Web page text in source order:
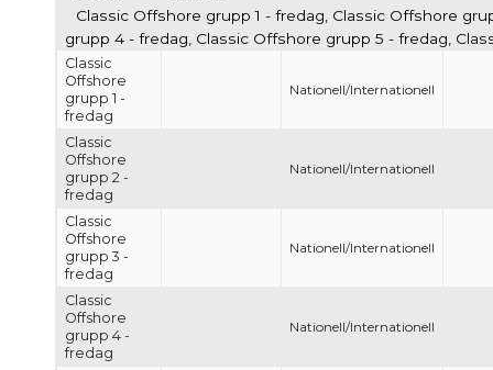
Classic Offshore grupp 1 - fredag, Classic Offshore
grupp 4 - fredag, Classic Offshore grupp 5 - fredag,
Classic
Offshore
grupp 1 -
fredag
Nationell/Internationell
Classic
Offshore
grupp 2 -
fredag
Nationell/Internationell
Classic
Offshore
grupp 3 -
fredag
Nationell/Internationell
Classic
Offshore
grupp 4 -
fredag
Nationell/Internationell